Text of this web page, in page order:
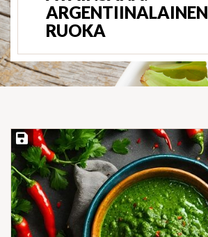
ARGENTIINALAINEN
RUOKA
Save Recipe